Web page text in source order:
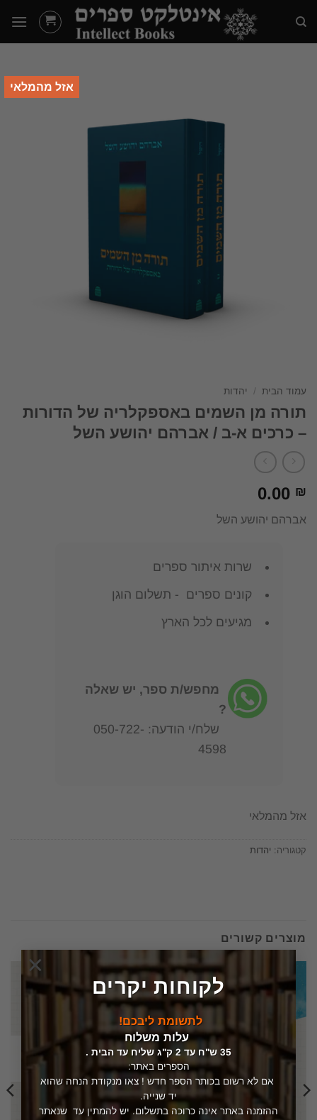
לקוחות יקרים
לתשומת ליבכם!
עלות משלוח
35 ש"ח עד 2 ק"ג שליח עד הבית .
הספרים באתר:
אם לא רשום בכותר הספר חדש ! צאו מנקודת הנחה שהוא
יד שנייה.
ההזמנה באתר אינה כרוכה בתשלום. יש להמתין עד שנאתר
×
content
אזל מהמלאי
עמוד הבית / יהדות
תורה מן השמים באספקלריה של הדורות
– כרכים א-ב / אברהם יהושע השל
0.00 ₪
אברהם יהושע השל
שרות איתור ספרים
קונים ספרים - תשלום הוגן
מגיעים לכל הארץ
מחפש/ת ספר, יש שאלה
?
שלח/י הודעה: 050-722-
4598
אזל מהמלאי
קטגוריה: יהדות
מוצרים קשורים
המלאי אזל